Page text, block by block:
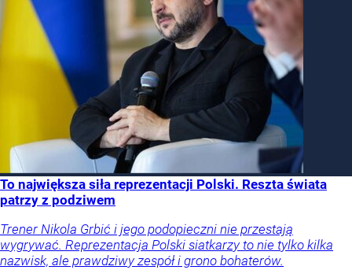
To największa siła reprezentacji Polski. Reszta świata
patrzy z podziwem
Trener Nikola Grbić i jego podopieczni nie przestają
wygrywać. Reprezentacja Polski siatkarzy to nie tylko kilka
nazwisk, ale prawdziwy zespół i grono bohaterów.